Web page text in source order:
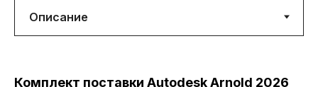
Комплект поставки Autodesk Arnold 2026